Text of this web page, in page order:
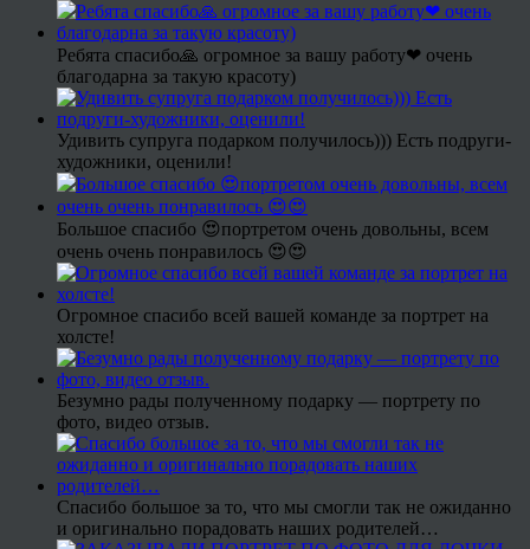
Ребята спасибо🙏 огромное за вашу работу❤ очень
благодарна за такую красоту)
Удивить супруга подарком получилось))) Есть подруги-
художники, оценили!
Большое спасибо 😍портретом очень довольны, всем
очень очень понравилось 😍😍
Огромное спасибо всей вашей команде за портрет на
холсте!
Безумно рады полученному подарку — портрету по
фото, видео отзыв.
Спасибо большое за то, что мы смогли так не ожиданно
и оригинально порадовать наших родителей…